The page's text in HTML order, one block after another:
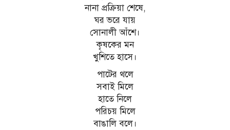
নানা প্রক্রিয়া শেষে,
ঘর ভরে যায়
সোনালী আঁশে।
কৃষকের মন
খুশিতে হাসে।
পাটের থলে
সবাই মিলে
হাতে নিলে
পরিচয় মিলে
বাঙালি বলে।